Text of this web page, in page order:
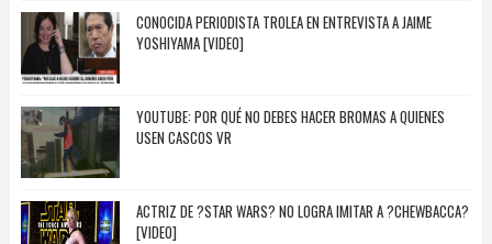
CONOCIDA PERIODISTA TROLEA EN ENTREVISTA A JAIME
YOSHIYAMA [VIDEO]
YOUTUBE: POR QUÉ NO DEBES HACER BROMAS A QUIENES
USEN CASCOS VR
ACTRIZ DE ?STAR WARS? NO LOGRA IMITAR A ?CHEWBACCA?
[VIDEO]